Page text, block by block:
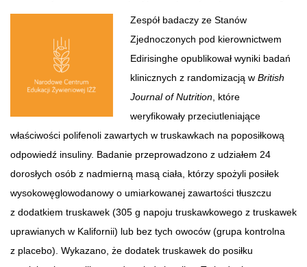
Zespół badaczy ze Stanów
Zjednoczonych pod kierownictwem
Edirisinghe opublikował wyniki badań
klinicznych z randomizacją w British
Journal of Nutrition , które
weryfikowały przeciutleniające
właściwości polifenoli zawartych w truskawkach na poposiłkową
odpowiedź insuliny. Badanie przeprowadzono z udziałem 24
dorosłych osób z nadmierną masą ciała, którzy spożyli posiłek
wysokowęglowodanowy o umiarkowanej zawartości tłuszczu
z dodatkiem truskawek (305 g napoju truskawkowego z truskawek
uprawianych w Kalifornii) lub bez tych owoców (grupa kontrolna
z placebo). Wykazano, że dodatek truskawek do posiłku